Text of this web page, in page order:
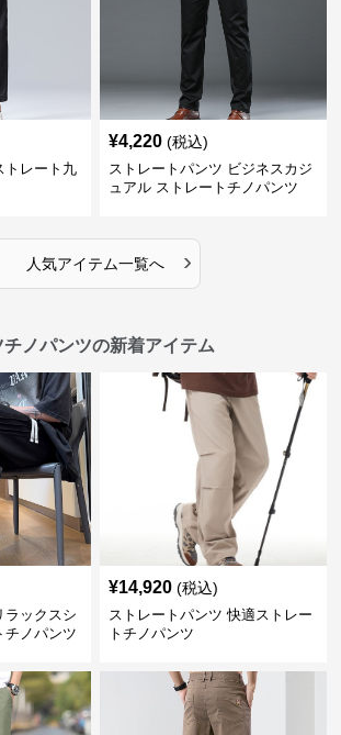
トレート九
¥4,220 (税込)
ストレートパンツ ビジネスカジ
ュアル ストレートチノパンツ
人気アイテム一覧へ ›
ノパンツの新着アイテム
ラックスシ
チノパンツ
¥14,920 (税込)
ストレートパンツ 快適ストレー
トチノパンツ